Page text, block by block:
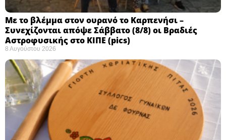
Με το βλέμμα στον ουρανό το Καρπενήσι –
Συνεχίζονται απόψε Σάββατο (8/8) οι Βραδιές
Αστροφυσικής στο ΚΙΠΕ (pics)
8 Αυγούστου 2026